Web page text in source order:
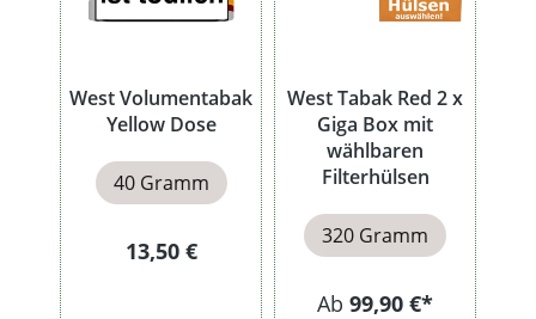
West Volumentabak
Yellow Dose
40 Gramm
Regulärer Preis:
13,50 €
West Tabak Red 2 x
Giga Box mit
wählbaren
Filterhülsen
320 Gramm
Ab 99,90 €*